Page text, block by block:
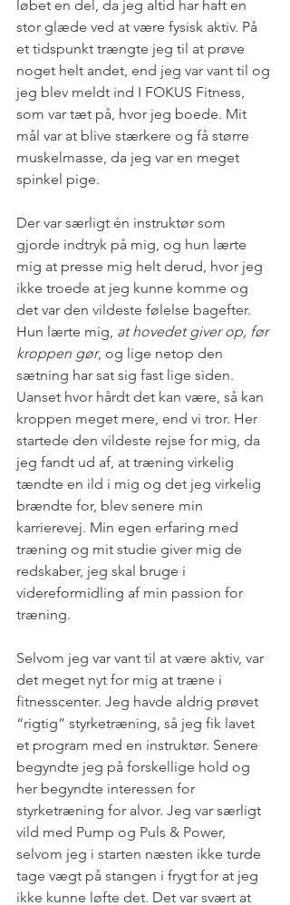
løbet en del, da jeg altid har haft en
stor glæde ved at være fysisk aktiv. På
et tidspunkt trængte jeg til at prøve
noget helt andet, end jeg var vant til og
jeg blev meldt ind I FOKUS Fitness,
som var tæt på, hvor jeg boede. Mit
mål var at blive stærkere og få større
muskelmasse, da jeg var en meget
spinkel pige.
Der var særligt én instruktør som
gjorde indtryk på mig, og hun lærte
mig at presse mig helt derud, hvor jeg
ikke troede at jeg kunne komme og
det var den vildeste følelse bagefter.
Hun lærte mig, at hovedet giver op, før
kroppen gør, og lige netop den
sætning har sat sig fast lige siden.
Uanset hvor hårdt det kan være, så kan
kroppen meget mere, end vi tror. Her
startede den vildeste rejse for mig, da
jeg fandt ud af, at træning virkelig
tændte en ild i mig og det jeg virkelig
brændte for, blev senere min
karrierevej. Min egen erfaring med
træning og mit studie giver mig de
redskaber, jeg skal bruge i
videreformidling af min passion for
træning.
Selvom jeg var vant til at være aktiv, var
det meget nyt for mig at træne i
fitnesscenter. Jeg havde aldrig prøvet
“rigtig” styrketræning, så jeg fik lavet
et program med en instruktør. Senere
begyndte jeg på forskellige hold og
her begyndte interessen for
styrketræning for alvor. Jeg var særligt
vild med Pump og Puls & Power,
selvom jeg i starten næsten ikke turde
tage vægt på stangen i frygt for at jeg
ikke kunne løfte det. Det var svært at